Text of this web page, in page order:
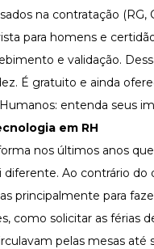
na contratação (RG,
para homens e
e validação.
É gratuito e ainda
em RH
nos últimos anos
Ao contrário
principalmente para
como solicitar as férias
pelas mesas